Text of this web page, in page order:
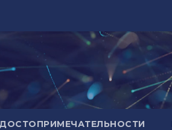
ДОСТОПРИМЕЧАТЕЛЬНОСТИ